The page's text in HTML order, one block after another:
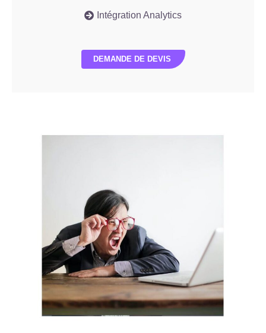
Intégration Analytics
DEMANDE DE DEVIS